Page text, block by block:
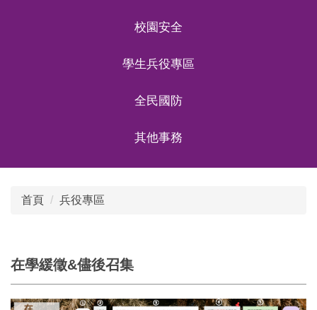
校園安全
學生兵役專區
全民國防
其他事務
首頁 兵役專區
在學緩徵&儘後召集